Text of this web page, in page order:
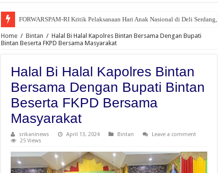
FORWARSPAM-RI Kritik Pelaksanaan Hari Anak Nasional di Deli
Kelalaian Panitia : Menginjak Injak Kewibawaan Bupati Deli Serdang.
Home / Bintan / Halal Bi Halal Kapolres Bintan Bersama Dengan Bupati
Bintan Beserta FKPD Bersama Masyarakat
Halal Bi Halal Kapolres Bintan
Bersama Dengan Bupati Bintan
Beserta FKPD Bersama
Masyarakat
srikaninews April 13, 2024 Bintan
Leave a comment
25 Views